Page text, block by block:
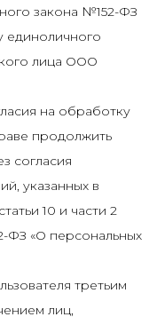
закона №152-ФЗ
единоличного
лица ООО
на обработку
продолжить
согласия
указанных в
10 и части 2
ФЗ «О персональных
третьим
лиц,